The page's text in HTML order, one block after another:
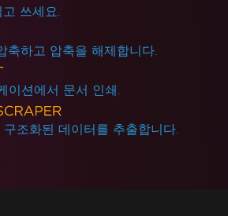
쓰세요.
축하고 압축을 해제합니다.
이션에서 문서 인쇄.
조화된 데이터를 추출합니다.